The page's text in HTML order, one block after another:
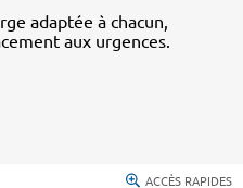
adaptée à chacun,
aux urgences.
ACCÈS RAPIDES